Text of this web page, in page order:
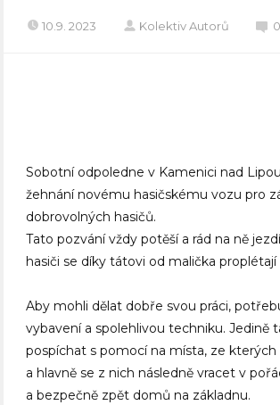
10.9. 2023 Kolektiv Autorů
Sobotní odpoledne v Kamenici nad
žehnání novému hasičskému vozu pro
dobrovolných hasičů.
Tato pozvání vždy potěší a rád na ně
hasiči se díky tátovi od malička
Aby mohli dělat dobře svou práci,
vybavení a spolehlivou techniku. Jedině
pospíchat s pomocí na místa, ze
a hlavně se z nich následně vracet v
a bezpečně zpět domů na základnu.